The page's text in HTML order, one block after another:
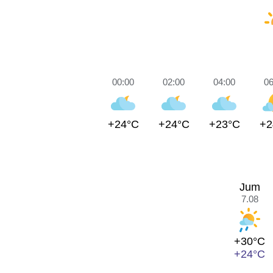
00:00
+24°C
02:00
+24°C
04:00
+23°C
Jum
7.08
+30°C
+24°C